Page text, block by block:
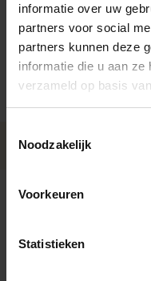
informatie over uw
partners voor social
partners kunnen deze
informatie die u aan
verzameld op basis
Noodzakelijk
Voorkeuren
Statistieken
Kies je kleur: natural/
Aantal Maat
4-8 werkdagen